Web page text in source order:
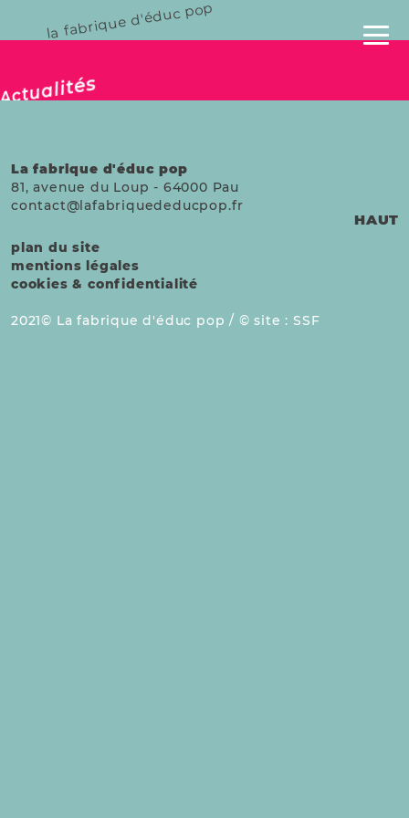
la fabrique d'éduc pop
La fabrique d'éduc pop
81, avenue du Loup - 64000 Pau
contact@lafabriquededucpop.fr
plan du site
mentions légales
cookies & confidentialité
2021 La fabrique d'éduc pop / site :SSF
HAUT